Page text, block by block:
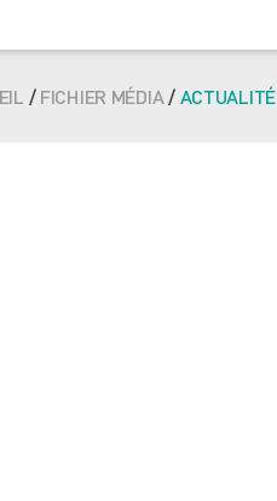
/FICHIER MÉDIA/ACTUALITÉ